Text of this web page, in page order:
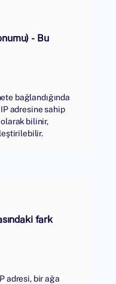
- Bu
bağlandığında
adresine sahip
olarak bilinir,
fark
adresi, bir ağa